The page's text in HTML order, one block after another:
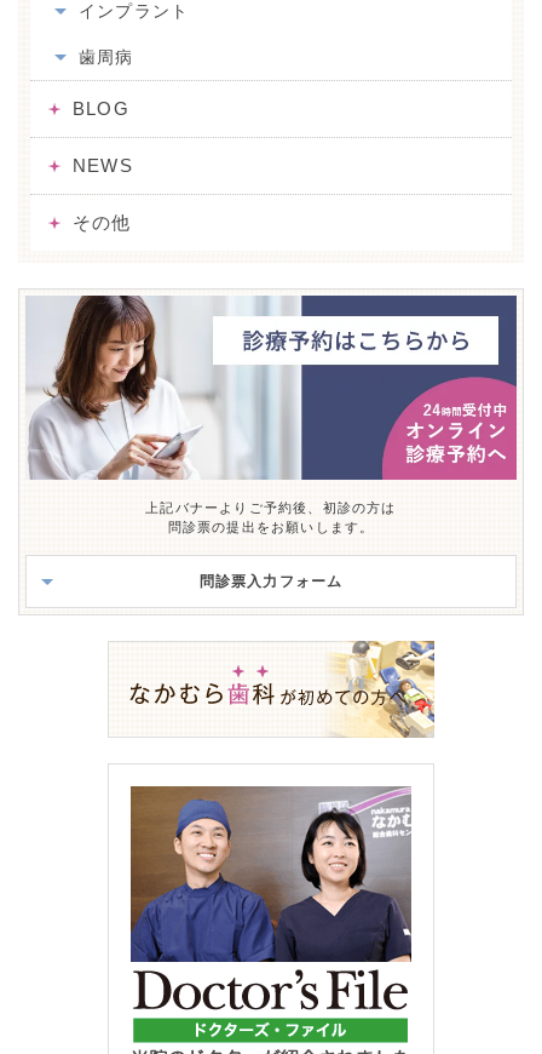
インプラント
歯周病
BLOG
NEWS
その他
上記バナーよりご予約後、初診の方は
問診票の提出をお願いします。
問診票入力フォーム